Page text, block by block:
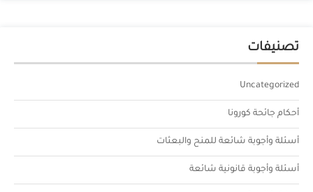
تصنيفات
Uncategorized
أحكام جائحة كورونا
أسئلة وأجوبة شائعة للمنح والبعثات
أسئلة وأجوبة قانونية شائعة